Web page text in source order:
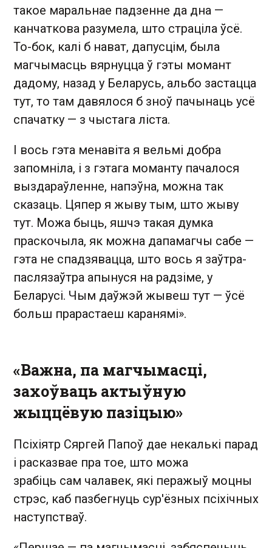
такое маральнае падзенне да дна —
канчаткова разумела, што страціла ўсё.
То-бок, калі б нават, дапусцім, была
магчымасць вярнуцца ў гэты момант
дадому, назад у Беларусь, альбо застацца
тут, то там давялося б зноў пачынаць усё
спачатку — з чыстага ліста.
І вось гэта менавіта я вельмі добра
запомніла, і з гэтага моманту пачалося
выздараўленне, напэўна, можна так
сказаць. Цяпер я жыву тым, што жыву
тут. Можа быць, яшчэ такая думка
праскочыла, як можна дапамагчы сабе —
гэта не спадзявацца, што вось я заўтра-
паслязаўтра апынуся на радзіме, у
Беларусі. Чым даўжэй жывеш тут — ўсё
больш прарастаеш каранямі».
«Важна, па магчымасці,
захоўваць актыўную
жыццёвую пазіцыю»
Псіхіятр Сяргей Папоў дае некалькі парад
і расказвае пра тое, што можа
зрабіць сам чалавек, які перажыў моцны
стрэс, каб пазбегнуць сур'ёзных псіхічных
наступстваў.